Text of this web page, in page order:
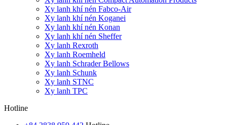
Xy lanh khí nén Fabco-Air
Xy lanh khí nén Koganei
Xy lanh khí nén Konan
Xy lanh khí nén Sheffer
Xy lanh Rexroth
Xy lanh Roemheld
Xy lanh Schrader Bellows
Xy lanh Schunk
Xy lanh STNC
Xy lanh TPC
Hotline